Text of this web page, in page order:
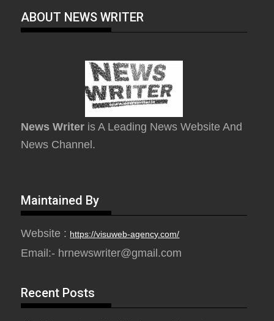
ABOUT NEWS WRITER
News Writer is A Leading News Website And
News Channel.
Maintained By
Website : https://visuweb-agency.com/
Email:- hrnewswriter@gmail.com
Recent Posts